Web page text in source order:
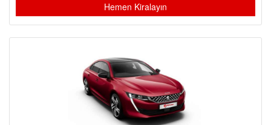
Hemen Kiralayın